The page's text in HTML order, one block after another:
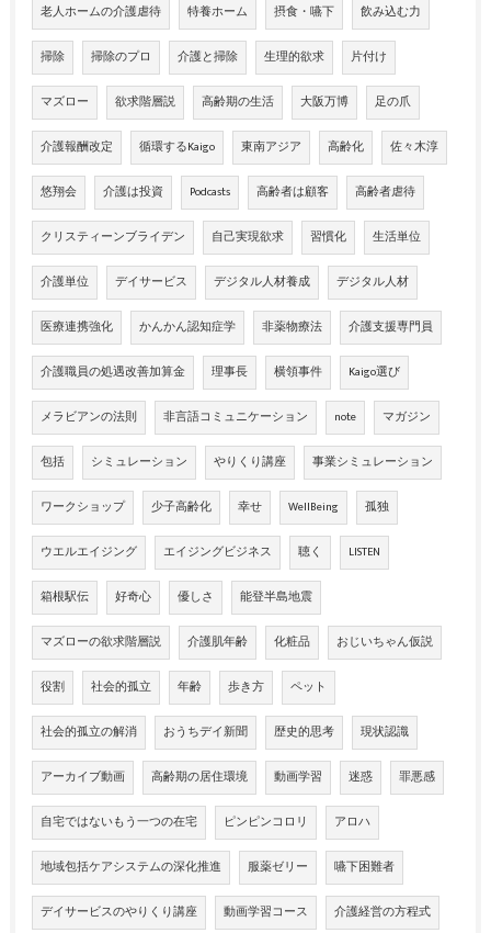
老人ホームの介護虐待 特養ホーム 摂食・嚥下 飲み込む力
掃除 掃除のプロ 介護と掃除 生理的欲求 片付け
マズロー 欲求階層説 高齢期の生活 大阪万博 足の爪
介護報酬改定 循環するKaigo 東南アジア 高齢化 佐々木淳
悠翔会 介護は投資 Podcasts 高齢者は顧客 高齢者虐待
クリスティーンブライデン 自己実現欲求 習慣化 生活単位
介護単位 デイサービス デジタル人材養成 デジタル人材
医療連携強化 かんかん認知症学 非薬物療法 介護支援専門員
介護職員の処遇改善加算金 理事長 横領事件 Kaigo選び
メラビアンの法則 非言語コミュニケーション note マガジン
包括 シミュレーション やりくり講座 事業シミュレーション
ワークショップ 少子高齢化 幸せ WellBeing 孤独
ウエルエイジング エイジングビジネス 聴く LISTEN
箱根駅伝 好奇心 優しさ 能登半島地震
マズローの欲求階層説 介護肌年齢 化粧品 おじいちゃん仮説
役割 社会的孤立 年齢 歩き方 ペット
社会的孤立の解消 おうちデイ新聞 歴史的思考 現状認識
アーカイブ動画 高齢期の居住環境 動画学習 迷惑 罪悪感
自宅ではないもう一つの在宅 ピンピンコロリ アロハ
地域包括ケアシステムの深化推進 服薬ゼリー 嚥下困難者
デイサービスのやりくり講座 動画学習コース 介護経営の方程式